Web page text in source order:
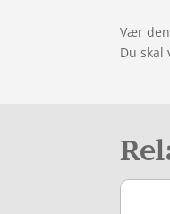
Vær den
Du skal